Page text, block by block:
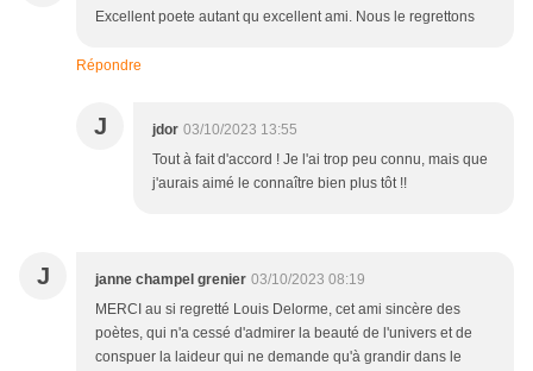
Excellent poete autant qu excellent ami. Nous le regrettons
Répondre
J jdor 03/10/2023 13:55
Tout à fait d'accord ! Je l'ai trop peu connu, mais que
j'aurais aimé le connaître bien plus tôt !!
J janne champel grenier 03/10/2023 08:19
MERCI au si regretté Louis Delorme, cet ami sincère des
poètes, qui n'a cessé d'admirer la beauté de l'univers et de
conspuer la laideur qui ne demande qu'à grandir dans le